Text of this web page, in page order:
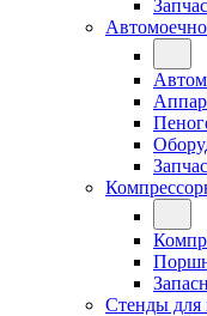
Стенды для